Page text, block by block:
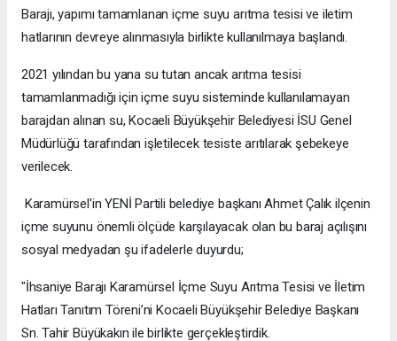
Barajı, yapımı tamamlanan içme suyu arıtma tesisi ve iletim
hatlarının devreye alınmasıyla birlikte kullanılmaya başlandı.
2021 yılından bu yana su tutan ancak arıtma tesisi
tamamlanmadığı için içme suyu sisteminde kullanılamayan
barajdan alınan su, Kocaeli Büyükşehir Belediyesi İSU Genel
Müdürlüğü tarafından işletilecek tesiste arıtılarak şebekeye
verilecek.
Karamürsel'in YENİ Partili belediye başkanı Ahmet Çalık ilçenin
içme suyunu önemli ölçüde karşılayacak olan bu baraj açılışını
sosyal medyadan şu ifadelerle duyurdu;
"İhsaniye Barajı Karamürsel İçme Suyu Arıtma Tesisi ve İletim
Hatları Tanıtım Töreni’ni Kocaeli Büyükşehir Belediye Başkanı
Sn. Tahir Büyükakın ile birlikte gerçekleştirdik.